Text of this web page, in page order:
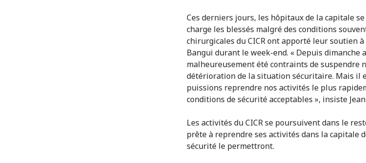
Ces derniers jours, les hôpitaux de la capitale
charge les blessés malgré des conditions
chirurgicales du CICR ont apporté leur soutien
Bangui durant le week-end. « Depuis dimanche
malheureusement été contraints de suspendre
détérioration de la situation sécuritaire. Mais il
puissions reprendre nos activités le plus
conditions de sécurité acceptables », insiste
Les activités du CICR se poursuivent dans le
prête à reprendre ses activités dans la capitale
sécurité le permettront.